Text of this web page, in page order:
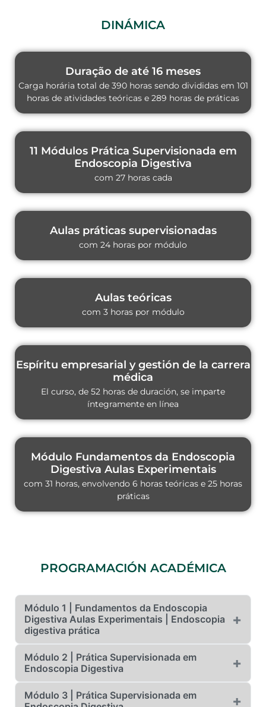
DINÁMICA
Duração de até 16 meses
Carga horária total de 390 horas sendo divididas em 101
horas de atividades teóricas e 289 horas de práticas
11 Módulos Prática Supervisionada em
Endoscopia Digestiva
com 27 horas cada
Aulas práticas supervisionadas
com 24 horas por módulo
Aulas teóricas
com 3 horas por módulo
Espíritu empresarial y gestión de la carrera
médica
El curso, de 52 horas de duración, se imparte
íntegramente en línea
Módulo Fundamentos da Endoscopia
Digestiva Aulas Experimentais
com 31 horas, envolvendo 6 horas teóricas e 25 horas
práticas
PROGRAMACIÓN ACADÉMICA
Módulo 1 | Fundamentos da Endoscopia
Digestiva Aulas Experimentais | Endoscopia
digestiva prática
+
Data presencial: 26 a 28 de março de 2026
Modalidade:Presencial (Campo Largo/PR)
Aulas experimentais na Scolla | Quinta-feira a
Módulo 2 | Prática Supervisionada em
Endoscopia Digestiva
+
Modalidade:Híbrido
Módulo 3 | Prática Supervisionada em
+